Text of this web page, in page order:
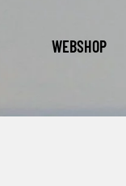
WEBSHOP